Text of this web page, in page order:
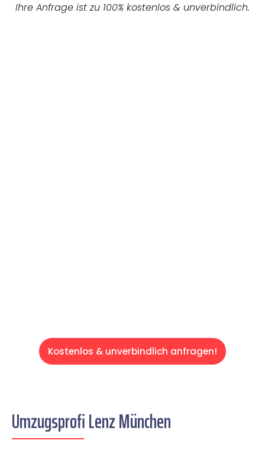
Ihre Anfrage ist zu 100% kostenlos & unverbindlich.
Kostenlos & unverbindlich anfragen!
Umzugsprofi Lenz München